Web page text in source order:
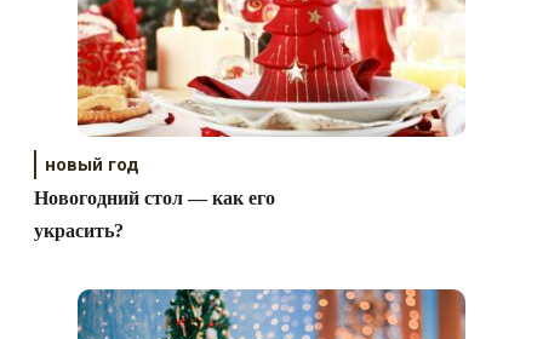
новый год
Новогодний стол — как его
украсить?